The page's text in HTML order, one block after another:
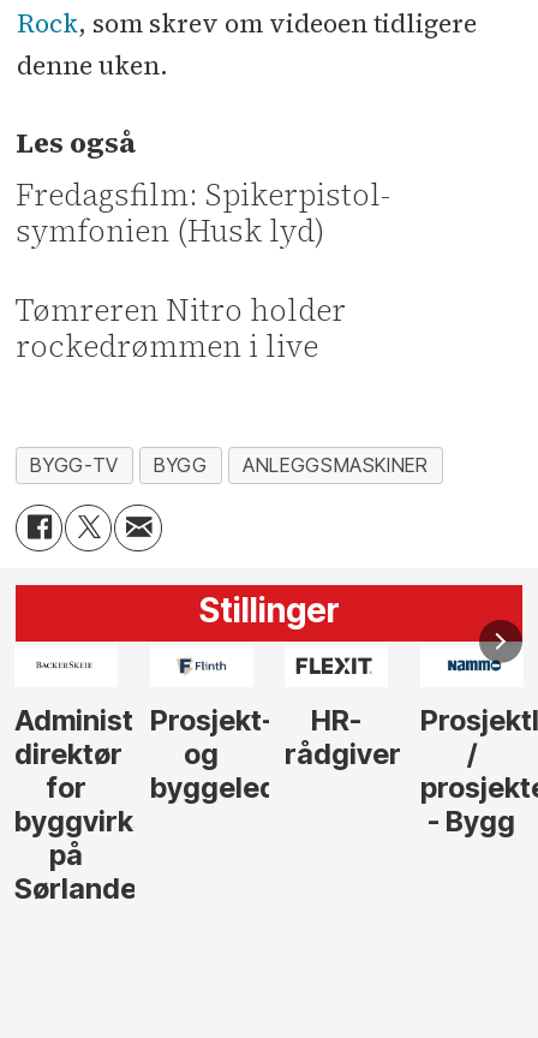
Rock, som skrev om videoen tidligere
denne uken.
Les også
Fredagsfilm: Spikerpistol-
symfonien (Husk lyd)
Tømreren Nitro holder
rockedrømmen i live
BYGG-TV BYGG ANLEGGSMASKINER
Stillinger
Administrerende
direktør
for
byggvirksomhet
på
Sørlandet
Prosjekt-
og
byggeleder
HR-
rådgiver
/
- Bygg